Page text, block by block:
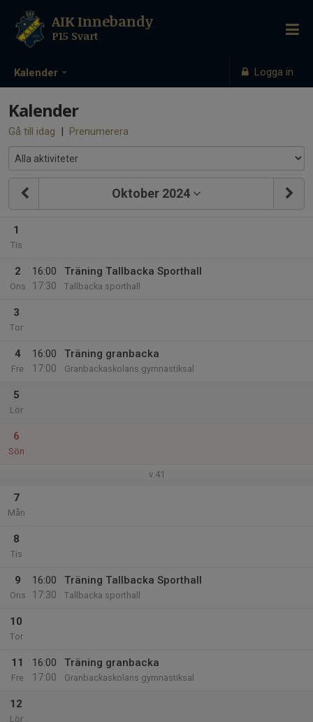
Kalender Logga in
AIK Innebandy
P15 Svart
Kalender
Gå till idag | Prenumerera
Oktober 2024
1
Tis
2
Ons
16:00
17:30
Träning Tallbacka Sporthall
Tallbacka sporthall
3
Tor
4
Fre
16:00
17:00
Träning granbacka
Granbackaskolans gymnastiksal
5
Lör
6
Sön
v.41
7
Mån
8
Tis
9
Ons
16:00
17:30
Träning Tallbacka Sporthall
Tallbacka sporthall
10
Tor
11
Fre
16:00
17:00
Träning granbacka
Granbackaskolans gymnastiksal
12
Lör